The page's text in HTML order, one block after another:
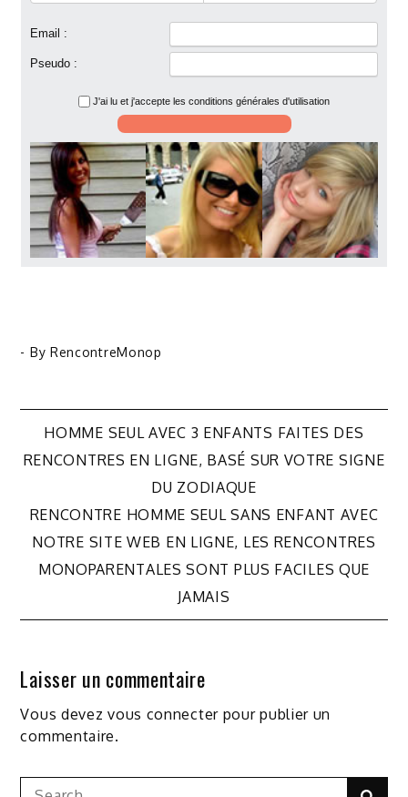
- By RencontreMonop
Navigation
l’article
HOMME SEUL AVEC 3 ENFANTS FAITES DES
RENCONTRES EN LIGNE, BASÉ SUR VOTRE SIGNE
DU ZODIAQUE
RENCONTRE HOMME SEUL SANS ENFANT AVEC
NOTRE SITE WEB EN LIGNE, LES RENCONTRES
MONOPARENTALES SONT PLUS FACILES QUE
JAMAIS
Laisser un commentaire
Vous devezvous connecterpour publier un
commentaire.
Search